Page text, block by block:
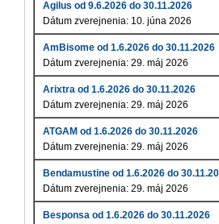
Agilus od 9.6.2026 do 30.11.2026
Dátum zverejnenia: 10. júna 2026
AmBisome od 1.6.2026 do 30.11.2026
Dátum zverejnenia: 29. máj 2026
Arixtra od 1.6.2026 do 30.11.2026
Dátum zverejnenia: 29. máj 2026
ATGAM od 1.6.2026 do 30.11.2026
Dátum zverejnenia: 29. máj 2026
Bendamustine od 1.6.2026 do
Dátum zverejnenia: 29. máj 2026
Besponsa od 1.6.2026 do 30.11.2026